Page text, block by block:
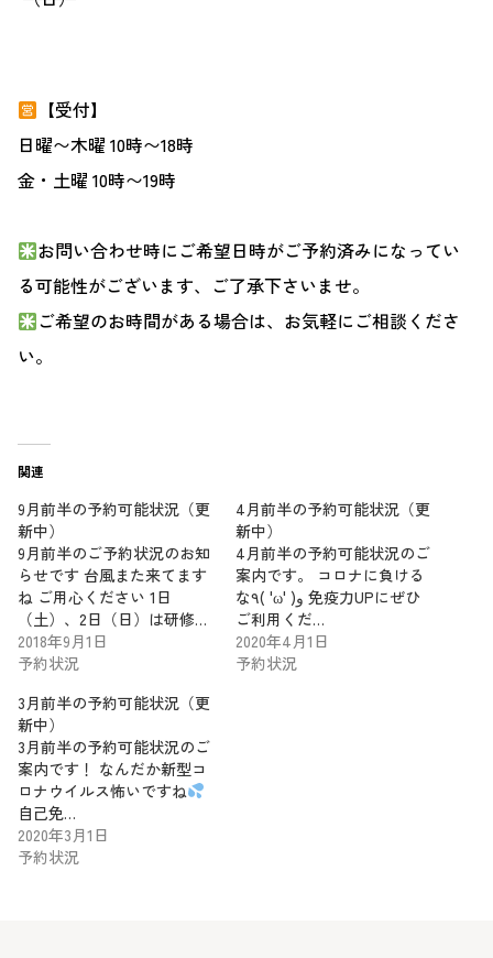
【受付】
日曜〜木曜 10時〜18時
金・土曜 10時〜19時
お問い合わせ時にご希望日時がご予約済みになってい
る可能性がございます、ご了承下さいませ。
ご希望のお時間がある場合は、お気軽にご相談くださ
い。
関連
9月前半の予約可能状況（更
新中）
9月前半のご予約状況のお知
らせです 台風また来てます
ね ご用心ください 1日
（土）、2日（日）は研修…
2018年9月1日
予約状況
4月前半の予約可能状況（更
新中）
4月前半の予約可能状況のご
案内です。 コロナに負ける
な٩( 'ω' )و 免疫力UPにぜひ
ご利用くだ…
2020年4月1日
予約状況
3月前半の予約可能状況（更
新中）
3月前半の予約可能状況のご
案内です！ なんだか新型コ
ロナウイルス怖いですね
自己免…
2020年3月1日
予約状況